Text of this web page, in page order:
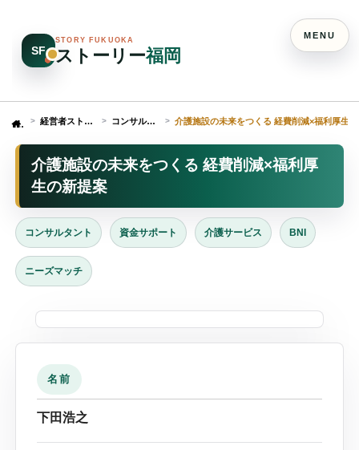
SF
STORY FUKUOKA
ストーリー福岡
Home 経営者ストーリー コンサルタント 介護施設の未来をつくる 経費削減×福利厚生
介護施設の未来をつくる 経費削減×福利厚
生の新提案
コンサルタント 資金サポート 介護サービス BNI
ニーズマッチ
名前
下田浩之
MENU